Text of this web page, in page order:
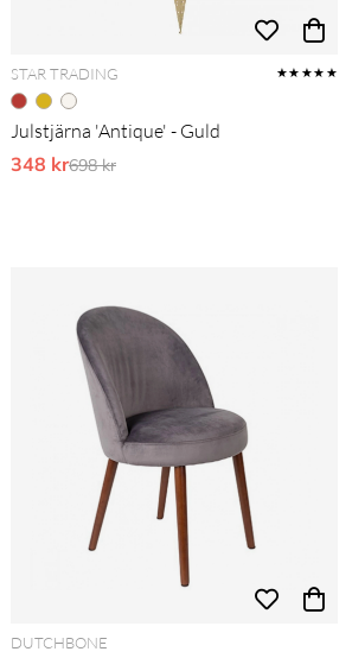
STAR TRADING ★★★★★
Julstjärna 'Antique' - Guld
348 krOrdinarie pris:
698 kr
DUTCHBONE